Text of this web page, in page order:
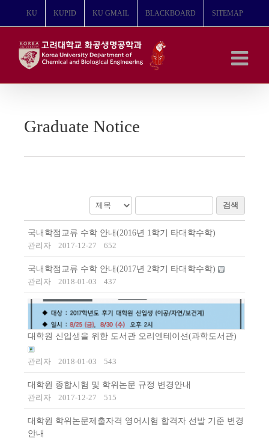
뛰
KU KUPID KU GMAIL BLACKBOARD SITEMAP
Graduate Notice
검색
국내학점교류 수학 안내(2016년 1학기 타대학수학)
관리자
2017-12-27 652
국내학점교류 수학 안내(2017년 2학기 타대학수학)
관리자
2018-01-03 437
대학원 신입생을 위한 도서관 오리엔테이션(과학도서관)
관리자 2018-01-03 543
대학원 종합시험 및 학위논문 규정 변경안내
관리자
2017-12-27 515
대학원 학위논문제출자격 영어시험 합격자 선발 기준 변경
안내